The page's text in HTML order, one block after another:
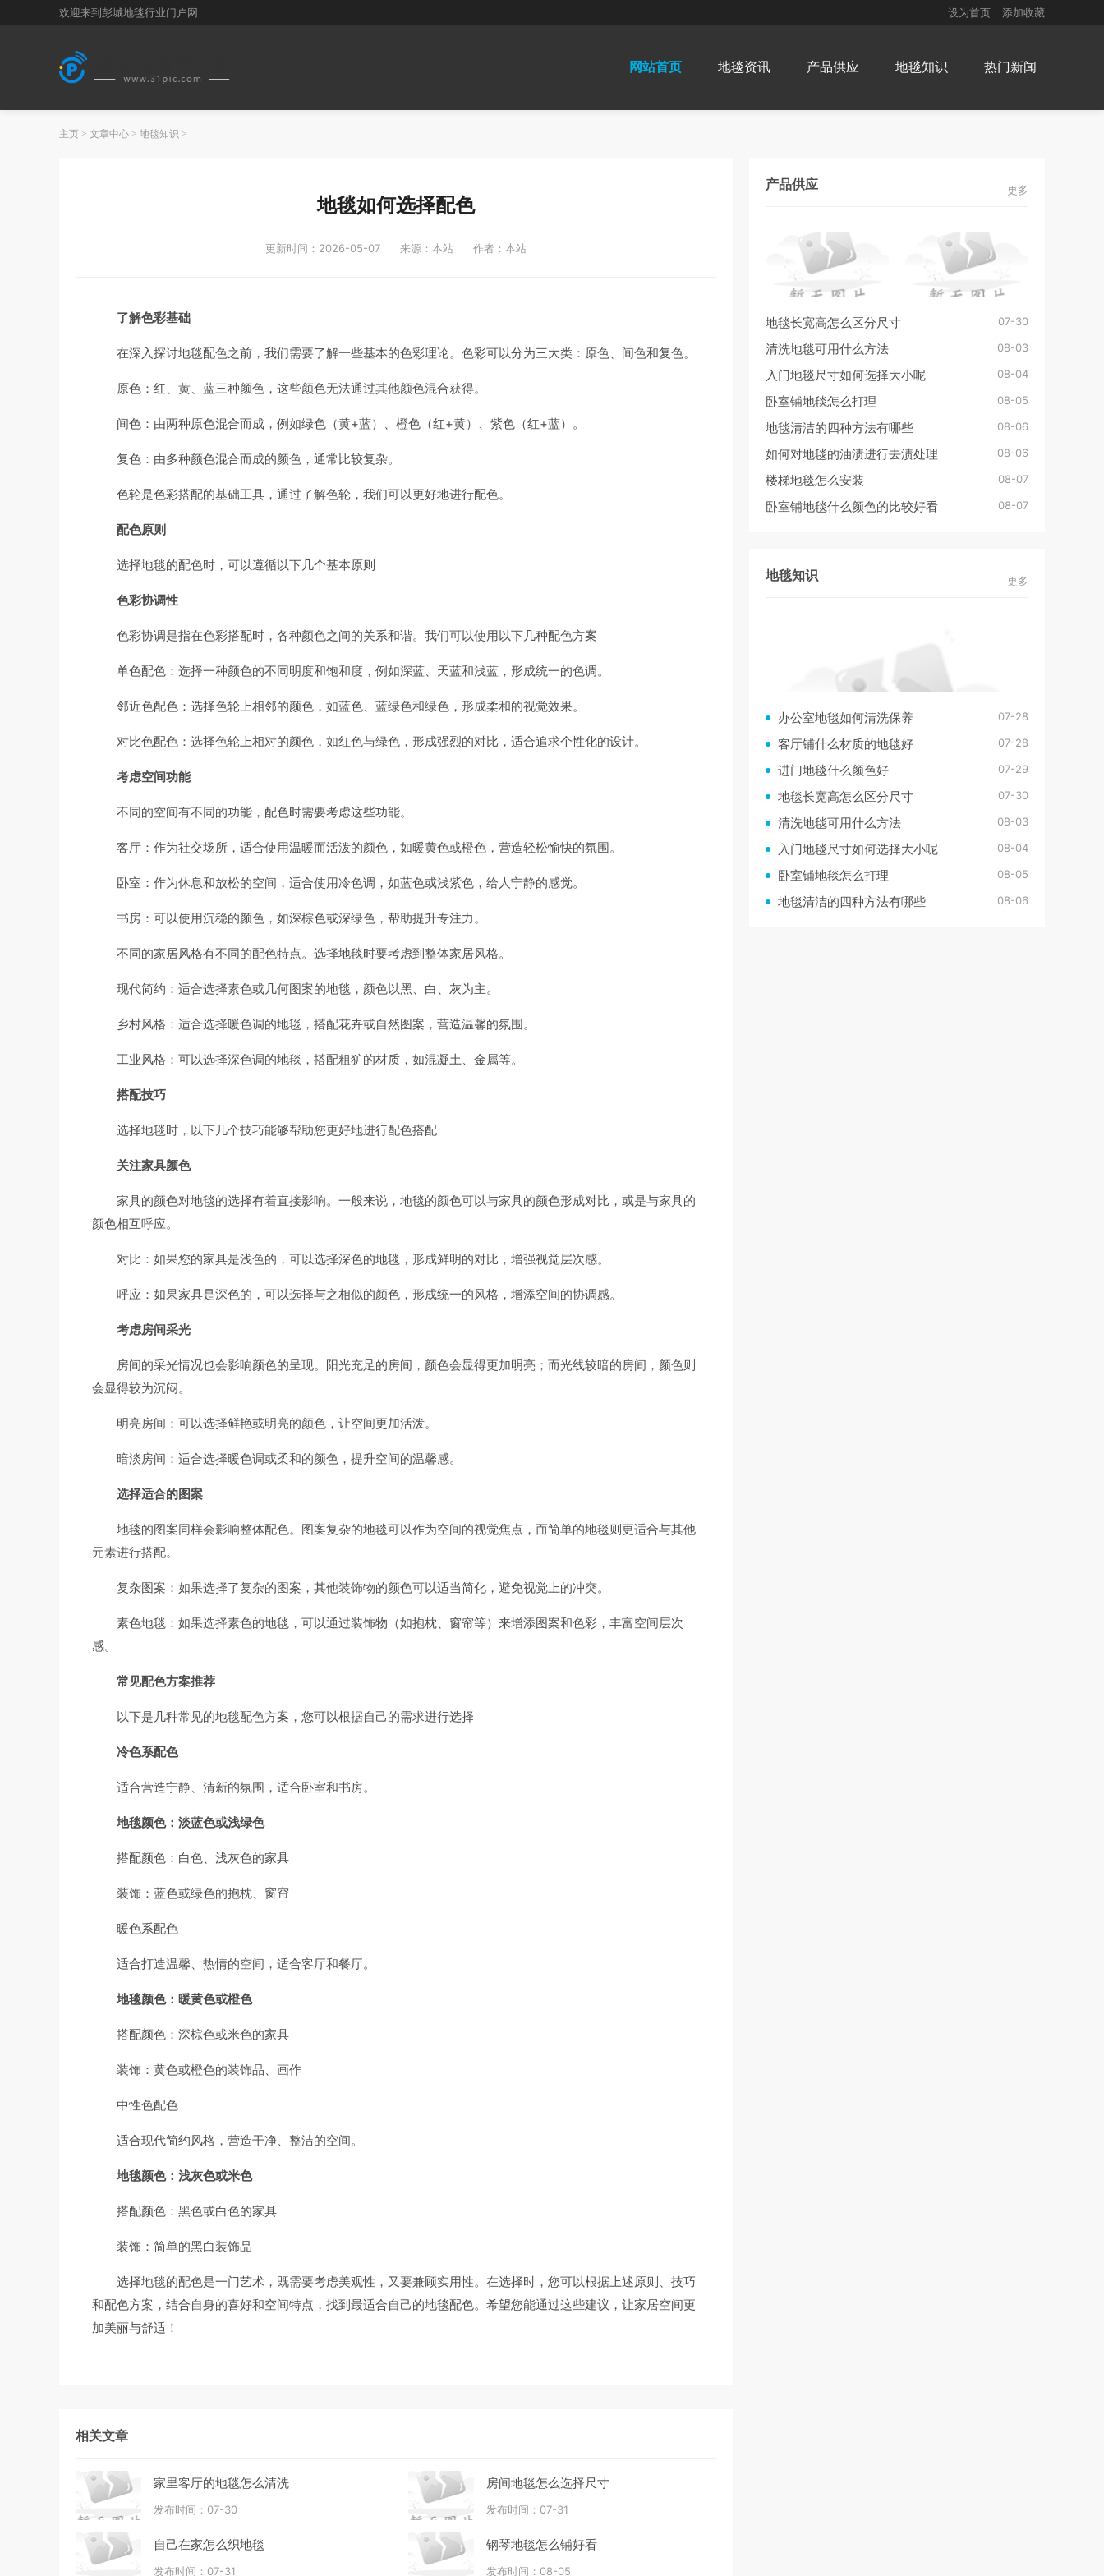
欢迎来到彭城地毯行业门户网 设为首页 添加收藏
网站首页 地毯资讯 产品供应 地毯知识 热门新闻
主页 > 文章中心 > 地毯知识 >
地毯如何选择配色
更新时间：2026-05-07 来源：本站 作者：本站
了解色彩基础
在深入探讨地毯配色之前，我们需要了解一些基本的色彩理论。色彩可以分为三大类：原色、间色和复色。
原色：红、黄、蓝三种颜色，这些颜色无法通过其他颜色混合获得。
间色：由两种原色混合而成，例如绿色（黄+蓝）、橙色（红+黄）、紫色（红+蓝）。
复色：由多种颜色混合而成的颜色，通常比较复杂。
色轮是色彩搭配的基础工具，通过了解色轮，我们可以更好地进行配色。
配色原则
选择地毯的配色时，可以遵循以下几个基本原则
色彩协调性
色彩协调是指在色彩搭配时，各种颜色之间的关系和谐。我们可以使用以下几种配色方案
单色配色：选择一种颜色的不同明度和饱和度，例如深蓝、天蓝和浅蓝，形成统一的色调。
邻近色配色：选择色轮上相邻的颜色，如蓝色、蓝绿色和绿色，形成柔和的视觉效果。
对比色配色：选择色轮上相对的颜色，如红色与绿色，形成强烈的对比，适合追求个性化的设计。
考虑空间功能
不同的空间有不同的功能，配色时需要考虑这些功能。
客厅：作为社交场所，适合使用温暖而活泼的颜色，如暖黄色或橙色，营造轻松愉快的氛围。
卧室：作为休息和放松的空间，适合使用冷色调，如蓝色或浅紫色，给人宁静的感觉。
书房：可以使用沉稳的颜色，如深棕色或深绿色，帮助提升专注力。
不同的家居风格有不同的配色特点。选择地毯时要考虑到整体家居风格。
现代简约：适合选择素色或几何图案的地毯，颜色以黑、白、灰为主。
乡村风格：适合选择暖色调的地毯，搭配花卉或自然图案，营造温馨的氛围。
工业风格：可以选择深色调的地毯，搭配粗犷的材质，如混凝土、金属等。
搭配技巧
选择地毯时，以下几个技巧能够帮助您更好地进行配色搭配
关注家具颜色
家具的颜色对地毯的选择有着直接影响。一般来说，地毯的颜色可以与家具的颜色形成对比，或是与家具的
颜色相互呼应。
对比：如果您的家具是浅色的，可以选择深色的地毯，形成鲜明的对比，增强视觉层次感。
呼应：如果家具是深色的，可以选择与之相似的颜色，形成统一的风格，增添空间的协调感。
考虑房间采光
房间的采光情况也会影响颜色的呈现。阳光充足的房间，颜色会显得更加明亮；而光线较暗的房间，颜色则
会显得较为沉闷。
明亮房间：可以选择鲜艳或明亮的颜色，让空间更加活泼。
暗淡房间：适合选择暖色调或柔和的颜色，提升空间的温馨感。
选择适合的图案
地毯的图案同样会影响整体配色。图案复杂的地毯可以作为空间的视觉焦点，而简单的地毯则更适合与其他
元素进行搭配。
复杂图案：如果选择了复杂的图案，其他装饰物的颜色可以适当简化，避免视觉上的冲突。
素色地毯：如果选择素色的地毯，可以通过装饰物（如抱枕、窗帘等）来增添图案和色彩，丰富空间层次
感。
常见配色方案推荐
以下是几种常见的地毯配色方案，您可以根据自己的需求进行选择
冷色系配色
适合营造宁静、清新的氛围，适合卧室和书房。
地毯颜色：淡蓝色或浅绿色
搭配颜色：白色、浅灰色的家具
装饰：蓝色或绿色的抱枕、窗帘
暖色系配色
适合打造温馨、热情的空间，适合客厅和餐厅。
地毯颜色：暖黄色或橙色
搭配颜色：深棕色或米色的家具
装饰：黄色或橙色的装饰品、画作
中性色配色
适合现代简约风格，营造干净、整洁的空间。
地毯颜色：浅灰色或米色
搭配颜色：黑色或白色的家具
装饰：简单的黑白装饰品
选择地毯的配色是一门艺术，既需要考虑美观性，又要兼顾实用性。在选择时，您可以根据上述原则、技巧
和配色方案，结合自身的喜好和空间特点，找到最适合自己的地毯配色。希望您能通过这些建议，让家居空间更
加美丽与舒适！
相关文章
家里客厅的地毯怎么清洗
发布时间：07-30
房间地毯怎么选择尺寸
发布时间：07-31
自己在家怎么织地毯
发布时间：07-31
钢琴地毯怎么铺好看
发布时间：08-05
产品供应 更多
地毯长宽高怎么区分尺寸 07-30
清洗地毯可用什么方法 08-03
入门地毯尺寸如何选择大小呢 08-04
卧室铺地毯怎么打理 08-05
地毯清洁的四种方法有哪些 08-06
如何对地毯的油渍进行去渍处理 08-06
楼梯地毯怎么安装 08-07
卧室铺地毯什么颜色的比较好看 08-07
地毯知识 更多
办公室地毯如何清洗保养 07-28
客厅铺什么材质的地毯好 07-28
进门地毯什么颜色好 07-29
地毯长宽高怎么区分尺寸 07-30
清洗地毯可用什么方法 08-03
入门地毯尺寸如何选择大小呢 08-04
卧室铺地毯怎么打理 08-05
地毯清洁的四种方法有哪些 08-06